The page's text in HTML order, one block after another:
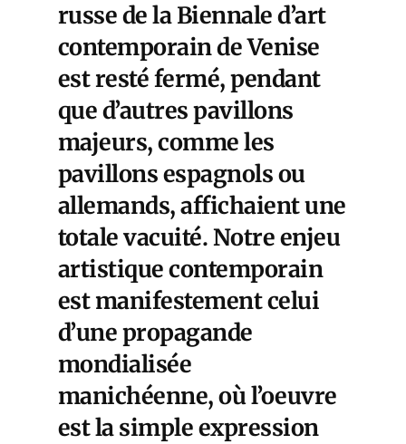
russe de la Biennale d’art
contemporain de Venise
est resté fermé, pendant
que d’autres pavillons
majeurs, comme les
pavillons espagnols ou
allemands, affichaient une
totale vacuité. Notre enjeu
artistique contemporain
est manifestement celui
d’une propagande
mondialisée
manichéenne, où l’oeuvre
est la simple expression